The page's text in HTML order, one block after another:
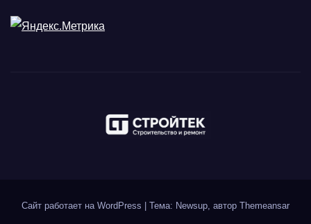
Сайт работает на WordPress Тема: Newsup, автор Themeansar